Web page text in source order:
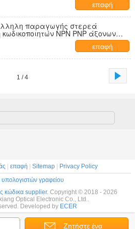
επαφή
παραγωγής στερεά
NPN PNP άξονων
επαφή
1 / 4
Ζητήστε ένα
επαφή Sitemap|
Privacy Policy
γραφείου
κώδικα supplier. Copyright © 2018 - 2026
Optical Electronic Co., Ltd..
Developed by ECER